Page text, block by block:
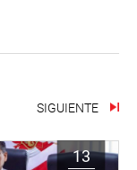
SIGUIENTE
13